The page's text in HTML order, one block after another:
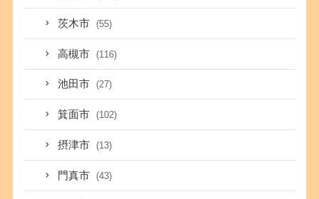
茨木市 (55)
高槻市 (116)
池田市 (27)
箕面市 (102)
摂津市 (13)
門真市 (43)